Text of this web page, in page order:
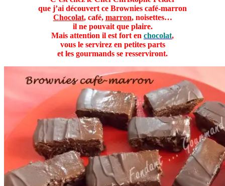
que j’ai découvert ce Brownies café-marron
Chocolat, café, marron, noisettes…
il ne pouvait que plaire.
Mais attention il est fort en chocolat,
vous le servirez en petites parts
et les gourmands se resserviront.